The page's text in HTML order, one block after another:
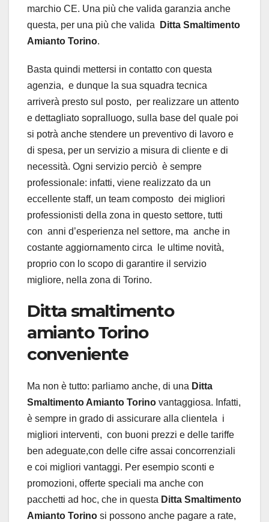
marchio CE. Una più che valida garanzia anche
questa, per una più che valida
Ditta Smaltimento
Amianto Torino.
Basta quindi mettersi in contatto con questa
agenzia, e dunque la sua squadra tecnica
arriverà presto sul posto, per realizzare un attento
e dettagliato sopralluogo, sulla base del quale poi
si potrà anche stendere un preventivo di lavoro e
di spesa, per un servizio a misura di cliente e di
necessità. Ogni servizio perciò è sempre
professionale: infatti, viene realizzato da un
eccellente staff, un team composto dei migliori
professionisti della zona in questo settore, tutti
con anni d’esperienza nel settore, ma anche in
costante aggiornamento circa le ultime novità,
proprio con lo scopo di garantire il servizio
migliore, nella zona di Torino.
Ditta smaltimento
amianto Torino
conveniente
Ma non è tutto: parliamo anche, di una Ditta
Smaltimento Amianto Torino vantaggiosa. Infatti,
è sempre in grado di assicurare alla clientela i
migliori interventi, con buoni prezzi e delle tariffe
ben adeguate,con delle cifre assai concorrenziali
e coi migliori vantaggi. Per esempio sconti e
promozioni, offerte speciali ma anche con
pacchetti ad hoc, che in questa Ditta Smaltimento
Amianto Torino si possono anche pagare a rate,